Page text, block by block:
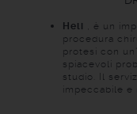
Heli
, è un
procedura
protesi con
spiacevoli
studio. Il
impeccabile e